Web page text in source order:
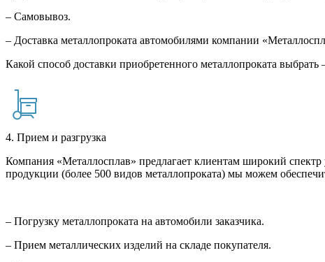
– Самовывоз.
– Доставка металлопроката автомобилями компании
Какой способ доставки приобретенного металлопроката
4. Прием и разгрузка
Компания «Металлосплав» предлагает клиентам широкий
продукции (более 500 видов металлопроката) мы можем
– Погрузку металлопроката на автомобили заказчика.
– Прием металлических изделий на складе покупателя.